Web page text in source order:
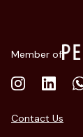
Member of
Contact Us